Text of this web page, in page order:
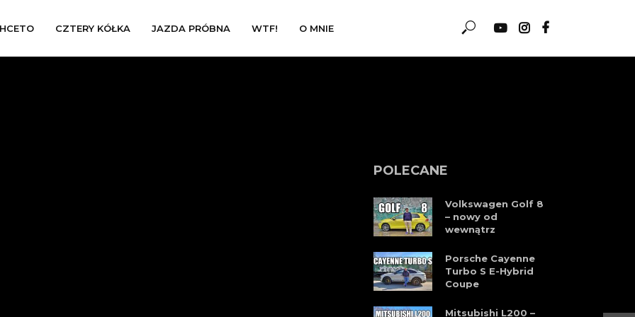
CZTERY KÓŁKA JAZDA PRÓBNA WTF! O MNIE
POLECANE
Volkswagen Golf 8
– nowy od
wewnątrz
Porsche Cayenne
Turbo S E-Hybrid
Coupe
Mitsubishi L200 –